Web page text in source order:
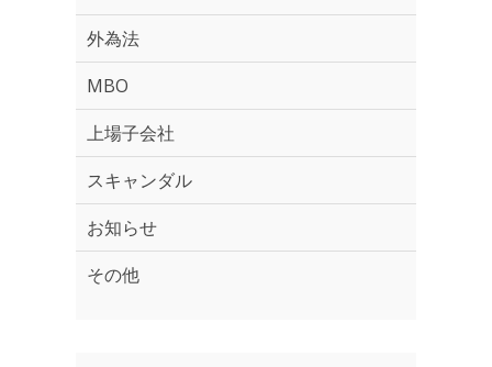
外為法
MBO
上場子会社
スキャンダル
お知らせ
その他